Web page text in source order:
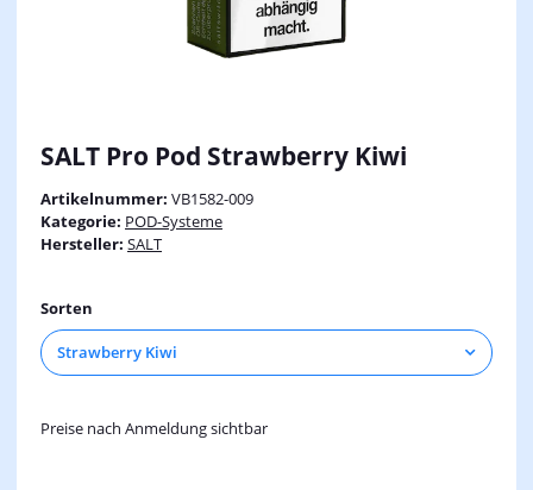
SALT Pro Pod Strawberry Kiwi
Artikelnummer: VB1582-009
Kategorie: POD-Systeme
Hersteller: SALT
Sorten
Strawberry Kiwi
Preise nach Anmeldung sichtbar